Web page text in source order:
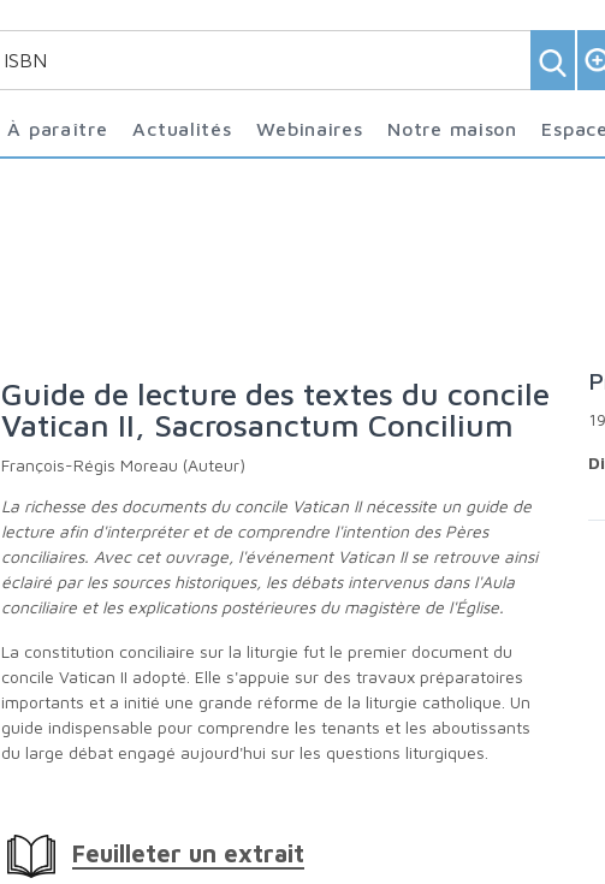
À paraître Actualités Webinaires Notre maison
Guide de lecture des textes du concile
Vatican II, Sacrosanctum Concilium
François-Régis Moreau (Auteur)
La richesse des documents du concile Vatican II nécessite un guide de
lecture afin d'interpréter et de comprendre l'intention des Pères
conciliaires. Avec cet ouvrage, l'événement Vatican II se retrouve ainsi
éclairé par les sources historiques, les débats intervenus dans l'Aula
conciliaire et les explications postérieures du magistère de l'Église.
La constitution conciliaire sur la liturgie fut le premier document du
concile Vatican II adopté. Elle s'appuie sur des travaux préparatoires
importants et a initié une grande réforme de la liturgie catholique. Un
guide indispensable pour comprendre les tenants et les aboutissants
du large débat engagé aujourd'hui sur les questions liturgiques.
Feuilleter un extrait